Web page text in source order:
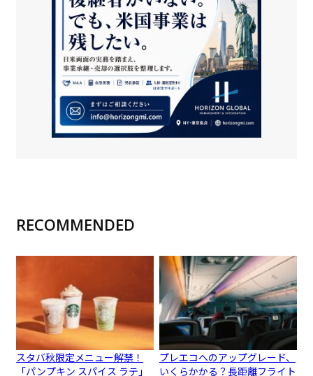
RECOMMENDED
スタバ秋限定メニュー解禁！
「パンプキン スパイス ラテ」
プレエコへのアップグレード、
いくらかかる？長距離フライト